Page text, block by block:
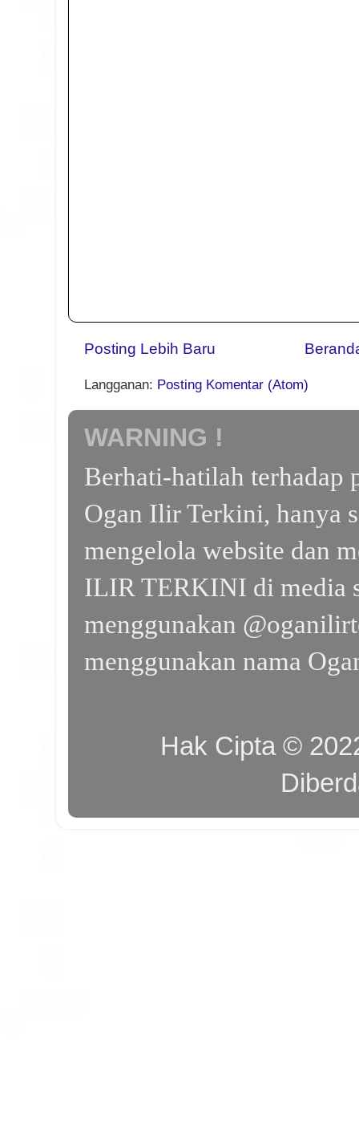
Posting Lebih Baru
Langganan: Posting Komentar (Atom)
WARNING !
Berhati-hatilah terhadap
Ogan Ilir Terkini, hanya
mengelola website dan
ILIR TERKINI di media
menggunakan
menggunakan nama
Hak Cipta ©